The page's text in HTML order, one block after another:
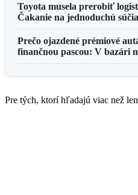
Toyota musela prerobiť
Čakanie na jednoduchú
Prečo ojazdené prémiové
finančnou pascou: V bazári
Pre tých, ktorí hľadajú viac než